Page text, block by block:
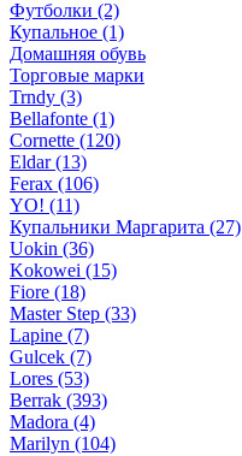
Футболки (2)
Купальное (1)
Домашняя обувь
Торговые марки
Trndy (3)
Bellafonte (1)
Cornette (120)
Eldar (13)
Ferax (106)
YO! (11)
Купальники Маргарита (27)
Uokin (36)
Kokowei (15)
Fiore (18)
Master Step (33)
Lapine (7)
Gulcek (7)
Lores (53)
Berrak (393)
Madora (4)
Marilyn (104)